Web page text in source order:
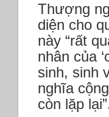
Thượng
diện cho
này “rất
nhân của
sinh, sinh
nghĩa
còn lặp